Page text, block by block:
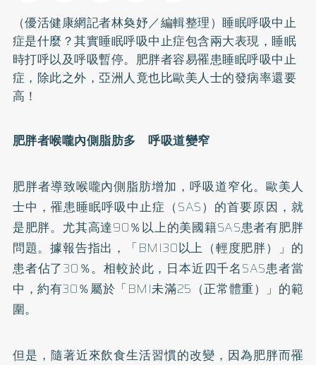
（優活健康網記者林奐妤／編輯整理）睡眠呼吸中止
症是什麼？其實睡眠呼吸中止症包含兩大表現，睡眠
時打呼以及呼吸暫停。 肥胖者容易罹患睡眠呼吸中止
症，除此之外，亞洲人竟也比歐美人士的發病率還要
高！
肥胖者喉嚨內側脂肪多 呼吸道變窄
肥胖者導致喉嚨內側脂肪增加，呼吸道窄化。歐美人
士中，罹患睡眠呼吸中止症（SAS）的首要原因，就
是肥胖。尤其高達90％以上的美國籍SAS患者有肥胖
問題。據報告指出，「BMI30以上（輕度肥胖）」的
患者佔了30％。相較於此，日本近四千名SAS患者當
中，約有30％屬於「BMI未滿25（正常體重）」的範
圍。
但是，隨著近來飲食生活習慣的改變，因為肥胖而罹